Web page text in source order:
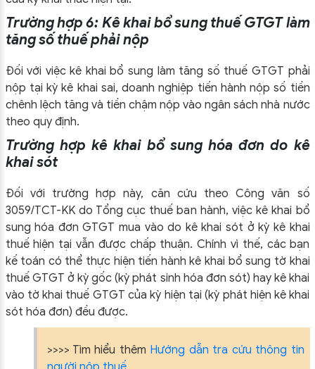
Trường hợp 6: Kê khai bổ sung thuế GTGT làm
tăng số thuế phải nộp
Đối với việc kê khai bổ sung làm tăng số thuế GTGT phải
nộp tại kỳ kê khai sai, doanh nghiệp tiến hành nộp số tiền
chênh lệch tăng và tiền chậm nộp vào ngân sách nhà nước
theo quy định.
Trường hợp kê khai bổ sung hóa đơn do kê
khai sót
Đối với trường hợp này, căn cứu theo Công văn số
3059/TCT-KK do Tổng cục thuế ban hành, việc kê khai bổ
sung hóa đơn GTGT mua vào do kê khai sót ở kỳ kê khai
thuế hiện tại vẫn được chấp thuận. Chính vì thế, các bạn
kế toán có thể thực hiện tiến hành kê khai bổ sung tờ khai
thuế GTGT ở kỳ gốc (kỳ phát sinh hóa đơn sót) hay kê khai
vào tờ khai thuế GTGT của kỳ hiện tại (kỳ phát hiện kê khai
sót hóa đơn) đều được.
>>>> Tìm hiểu thêm Hướng dẫn tra cứu thông tin